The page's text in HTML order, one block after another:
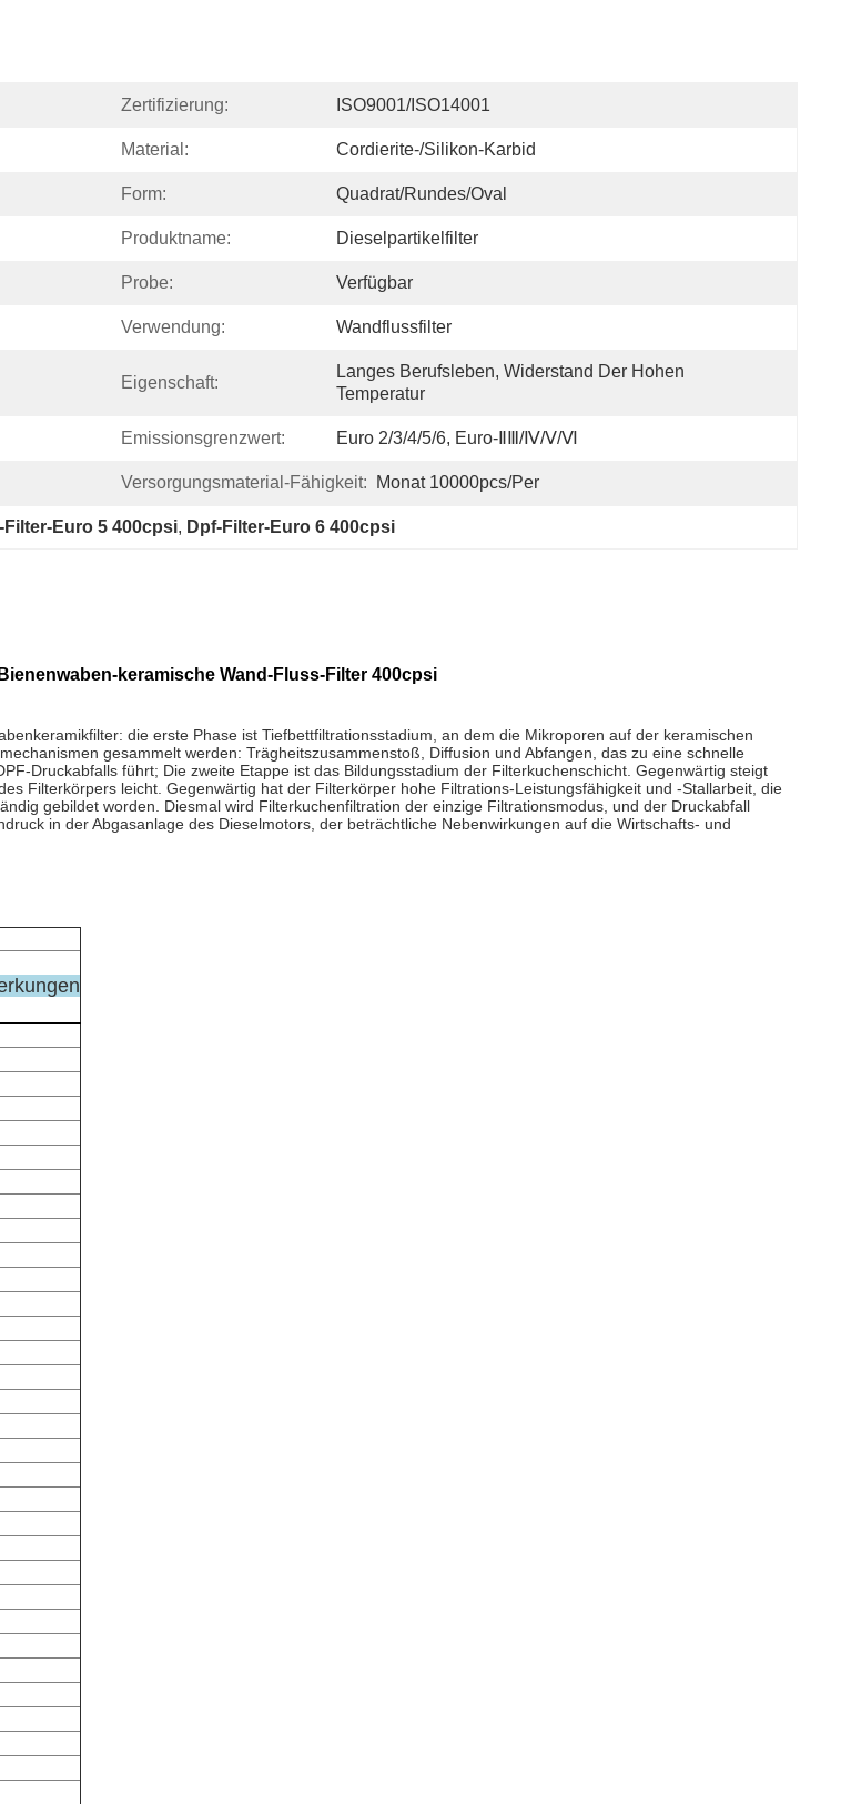
Zertifizierung: ISO9001/ISO14001
Material: Cordierite-/Silikon-Karbid
Form: Quadrat/rundes/Oval
Produktname: Dieselpartikelfilter
Probe: Verfügbar
Verwendung: Wandflussfilter
Eigenschaft:
Langes Berufsleben, Widerstand Der Hohen
Temperatur
Emissionsgrenzwert: Euro 2/3/4/5/6, Euro-ⅡⅢ/Ⅳ/Ⅴ/Ⅵ
Versorgungsmaterial-Fähigkeit: Monat 10000pcs/per
Filter-Euro 5 400cpsi, Dpf-Filter-Euro 6 400cpsi
keramische Wand-Fluss-Filter 400cpsi
die erste Phase ist Tiefbettfiltrationsstadium, an dem die Mikroporen auf der keramischen
gesammelt werden: Trägheitszusammenstoß, Diffusion und Abfangen, das zu eine schnelle
Druckabfalls führt; Die zweite Etappe ist das Bildungsstadium der Filterkuchenschicht. Gegenwärtig steigt
Filterkörpers leicht. Gegenwärtig hat der Filterkörper hohe Filtrations-Leistungsfähigkeit und -Stallarbeit, die
gebildet worden. Diesmal wird Filterkuchenfiltration der einzige Filtrationsmodus, und der Druckabfall
in der Abgasanlage des Dieselmotors, der beträchtliche Nebenwirkungen auf die Wirtschafts- und